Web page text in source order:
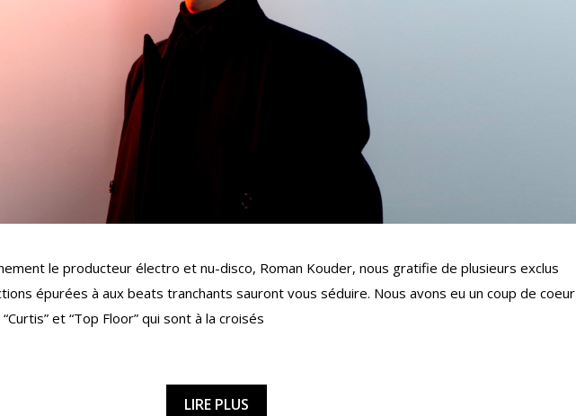
le producteur électro et nu-disco, Roman Kouder, nous gratifie de plusieurs exclus
épurées à aux beats tranchants sauront vous séduire. Nous avons eu un coup de coeur
et “Top Floor” qui sont à la croisés
LIRE PLUS